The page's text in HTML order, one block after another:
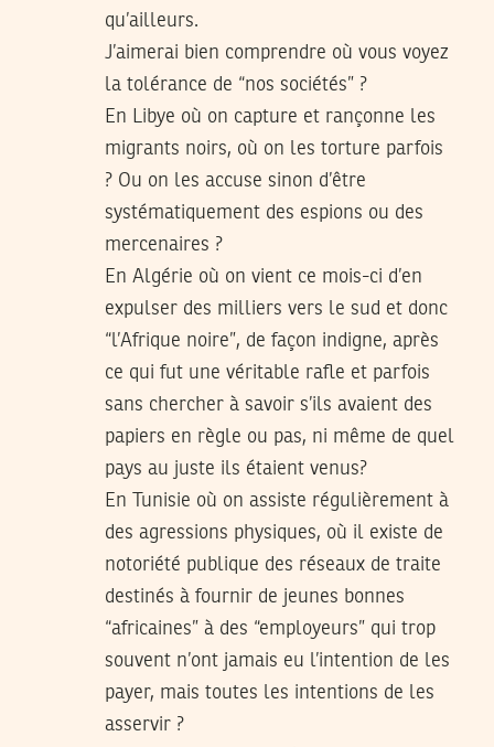
qu’ailleurs.
J’aimerai bien comprendre où vous voyez
la tolérance de “nos sociétés” ?
En Libye où on capture et rançonne les
migrants noirs, où on les torture parfois
? Ou on les accuse sinon d’être
systématiquement des espions ou des
mercenaires ?
En Algérie où on vient ce mois-ci d’en
expulser des milliers vers le sud et donc
“l’Afrique noire”, de façon indigne, après
ce qui fut une véritable rafle et parfois
sans chercher à savoir s’ils avaient des
papiers en règle ou pas, ni même de quel
pays au juste ils étaient venus?
En Tunisie où on assiste régulièrement à
des agressions physiques, où il existe de
notoriété publique des réseaux de traite
destinés à fournir de jeunes bonnes
“africaines” à des “employeurs” qui trop
souvent n’ont jamais eu l’intention de les
payer, mais toutes les intentions de les
asservir ?